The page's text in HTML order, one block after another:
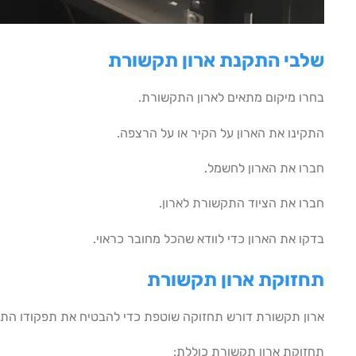
שלבי התקנת ארון תקשורת
בחרו מיקום מתאים לארון התקשורת.
התקינו את הארון על הקיר או על הרצפה.
חברו את הארון לחשמל.
חברו את הציוד התקשורת לארון.
בדקו את הארון כדי לוודא שהכל מחובר כראוי.
תחזוקת ארון תקשורת
ארון תקשורת דורש תחזוקה שוטפת כדי להבטיח את תפקודו
תחזוקת ארון תקשורת כוללת: